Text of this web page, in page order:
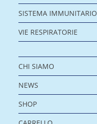
SISTEMA IMMUNITARIO
VIE RESPIRATORIE
CHI SIAMO
NEWS
SHOP